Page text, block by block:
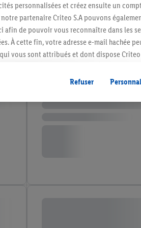
personnalisées et créez ensuite un
partenaire Criteo S.A pouvons
afin de pouvoir vous reconnaître dans les
À cette fin, votre adresse e-mail hachée
vous sont attribués et dont dispose Criteo
le produit dans un panier d’un webshop
apppareils et plusieurs services de Lidl si
utilisant votre adresse e-mail hachée et,
Refuser